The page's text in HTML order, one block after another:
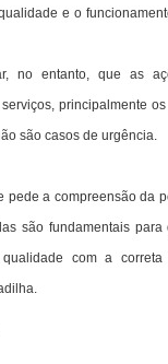
e o
no entanto, que as
principalmente
são casos de urgência.
pede a compreensão da
são fundamentais para
com a correta